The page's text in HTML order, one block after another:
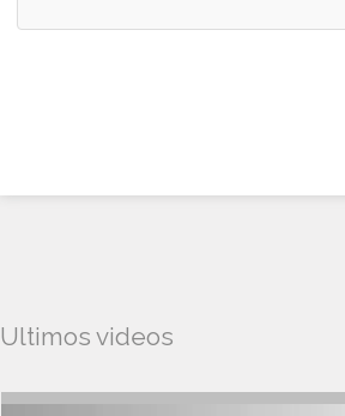
Ultimos videos